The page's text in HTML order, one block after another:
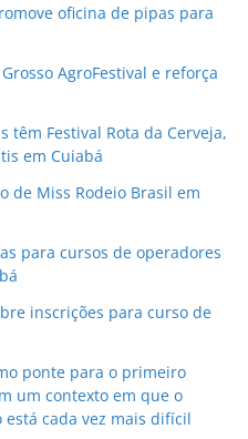
oficina de pipas para
AgroFestival e reforça
têm Festival Rota da Cerveja,
em Cuiabá
de Miss Rodeio Brasil em
para cursos de operadores
inscrições para curso de
ponte para o primeiro
um contexto em que o
cada vez mais difícil